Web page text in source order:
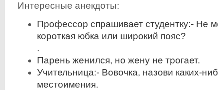
Интересные анекдоты:
Профессор спрашивает студентку:- Не
короткая юбка или широкий пояс?
.
Парень женился, но жену не трогает.
Учительница:- Вовочка, назови каких-
местоимения.